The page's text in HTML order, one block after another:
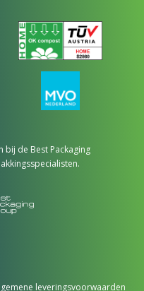
bij de Best Packaging
leveringsvoorwaarden